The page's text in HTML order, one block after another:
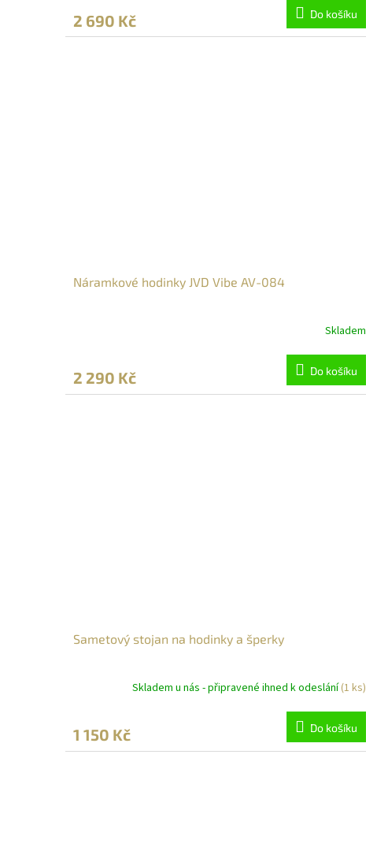
2 690 Kč Do košíku
Náramkové hodinky JVD Vibe AV-084
Skladem
2 290 Kč Do košíku
Sametový stojan na hodinky a šperky
Skladem u nás - připravené ihned k odeslání(1 ks)
1 150 Kč Do košíku